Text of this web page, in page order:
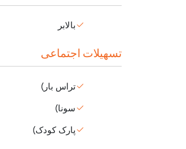
بالابر
تسهیلات اجتماعی
تراس بار)
سونا)
پارک کودک)